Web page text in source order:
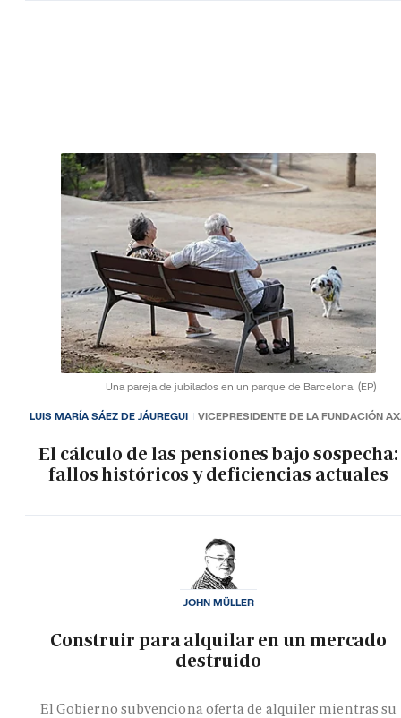
Una pareja de jubilados en un parque de Barcelona. (EP)
El cálculo de las pensiones bajo sospecha:
fallos históricos y deficiencias actuales
LUIS MARÍA SÁEZ DE JÁUREGUI VICEPRESIDENTE DE LA FUNDACIÓN
Construir para alquilar en un mercado
destruido
El Gobierno subvenciona oferta de alquiler mientras su
JOHN MÜLLER